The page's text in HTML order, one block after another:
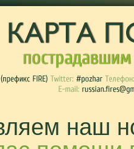
наш